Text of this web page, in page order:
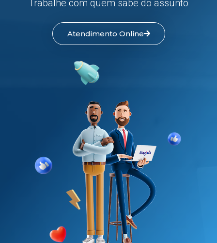
Trabalhe com quem sabe do assunto
Atendimento Online